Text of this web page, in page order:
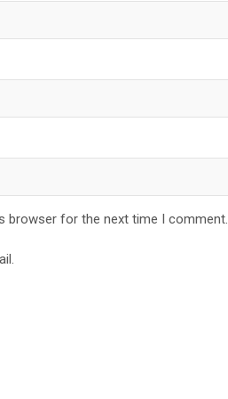
browser for the next time I comment.